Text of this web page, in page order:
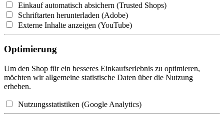
Einkauf automatisch absichern (Trusted Shops)
Schriftarten herunterladen (Adobe)
Externe Inhalte anzeigen (YouTube)
Optimierung
Um den Shop für ein besseres Einkaufserlebnis zu optimieren,
möchten wir allgemeine statistische Daten über die Nutzung
erheben.
Nutzungsstatistiken (Google Analytics)